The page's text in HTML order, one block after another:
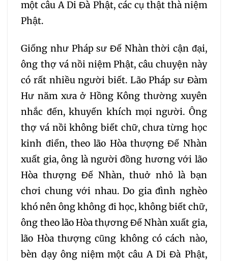
156 157 158 159
164 165 166 167
168 169 170 171
172 173 174 175
176 177 178 179
180 181 182 183
184 185 186 187
188 189 190 191
một câu A Di Đà Phật, các cụ thật thà niệm
Phật.
Giống như Pháp sư Đế Nhàn thời cận đại,
ông thợ vá nồi niệm Phật, câu chuyện này
có rất nhiều người biết. Lão Pháp sư Đàm
Hư năm xưa ở Hồng Kông thường xuyên
nhắc đến, khuyến khích mọi người. Ông
thợ vá nồi không biết chữ, chưa từng học
kinh điển, theo lão Hòa thượng Đế Nhàn
xuất gia, ông là người đồng hương với lão
Hòa thượng Đế Nhàn, thuở nhỏ là bạn
chơi chung với nhau. Do gia đình nghèo
khó nên ông không đi học, không biết chữ,
ông theo lão Hòa thựơng Đế Nhàn xuất gia,
lão Hòa thượng cũng không có cách nào,
bèn dạy ông niệm một câu A Di Đà Phật,